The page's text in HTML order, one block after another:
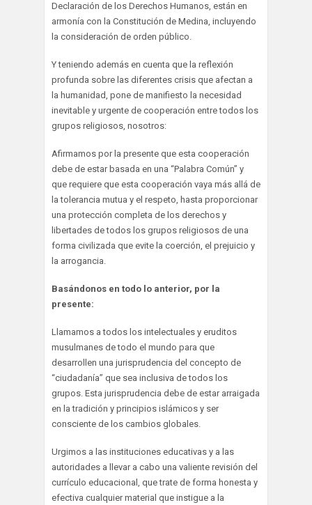
Declaración de los Derechos Humanos, están en
armonía con la Constitución de Medina, incluyendo
la consideración de orden público.
Y teniendo además en cuenta que la reflexión
profunda sobre las diferentes crisis que afectan a
la humanidad, pone de manifiesto la necesidad
inevitable y urgente de cooperación entre todos los
grupos religiosos, nosotros:
Afirmamos por la presente que esta cooperación
debe de estar basada en una “Palabra Común” y
que requiere que esta cooperación vaya más allá de
la tolerancia mutua y el respeto, hasta proporcionar
una protección completa de los derechos y
libertades de todos los grupos religiosos de una
forma civilizada que evite la coerción, el prejuicio y
la arrogancia.
Basándonos en todo lo anterior, por la
presente:
Llamamos a todos los intelectuales y eruditos
musulmanes de todo el mundo para que
desarrollen una jurisprudencia del concepto de
“ciudadanía” que sea inclusiva de todos los
grupos. Esta jurisprudencia debe de estar arraigada
en la tradición y principios islámicos y ser
consciente de los cambios globales.
Urgimos a las instituciones educativas y a las
autoridades a llevar a cabo una valiente revisión del
currículo educacional, que trate de forma honesta y
efectiva cualquier material que instigue a la